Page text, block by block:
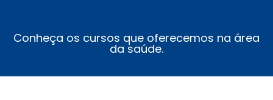
Conheça os cursos que oferecemos na área
da saúde.